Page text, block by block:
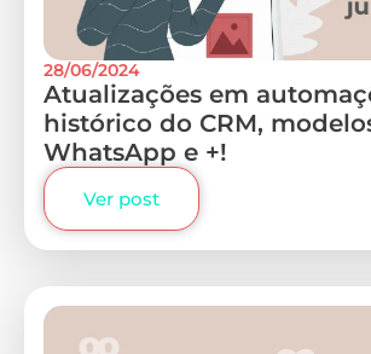
28/06/2024
Atualizações em
histórico do CRM,
WhatsApp e +!
Ver post